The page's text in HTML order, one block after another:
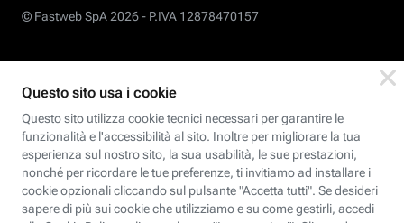
© Fastweb SpA 2026 - P.IVA 12878470157